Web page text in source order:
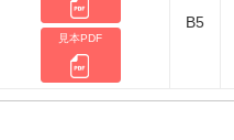
見本PDF
B5